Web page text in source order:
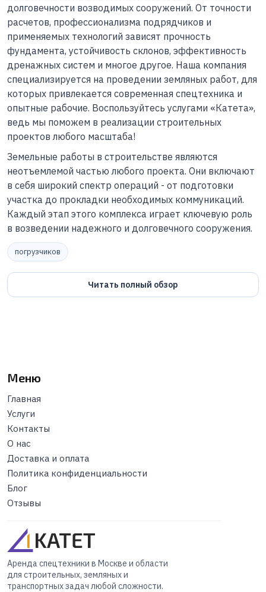
долговечности возводимых сооружений. От точности
расчетов, профессионализма подрядчиков и
применяемых технологий зависят прочность
фундамента, устойчивость склонов, эффективность
дренажных систем и многое другое. Наша компания
специализируется на проведении земляных работ, для
которых привлекается современная спецтехника и
опытные рабочие. Воспользуйтесь услугами «Катета»,
ведь мы поможем в реализации строительных
проектов любого масштаба!
Земельные работы в строительстве являются
неотъемлемой частью любого проекта. Они включают
в себя широкий спектр операций - от подготовки
участка до прокладки необходимых коммуникаций.
Каждый этап этого комплекса играет ключевую роль
в возведении надежного и долговечного сооружения.
погрузчиков
Читать полный обзор
Меню
Главная
Услуги
Контакты
О нас
Доставка и оплата
Политика конфиденциальности
Блог
Отзывы
Аренда спецтехники в Москве и области
для строительных, земляных и
транспортных задач любой сложности.